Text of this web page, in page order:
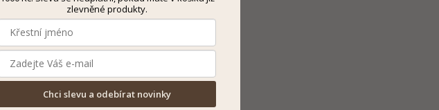
zlevněné produkty.
Chci slevu a odebírat novinky